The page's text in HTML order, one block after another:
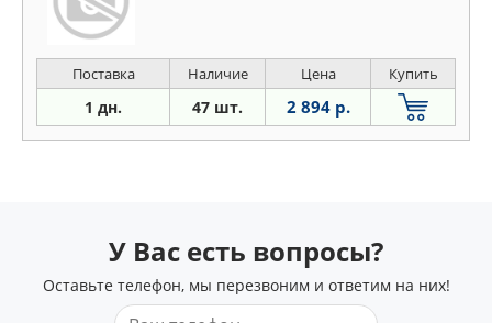
Поставка Наличие Цена Купить
1 дн. 47 шт. 2 894 р.
У Вас есть вопросы?
Оставьте телефон, мы перезвоним и ответим на них!